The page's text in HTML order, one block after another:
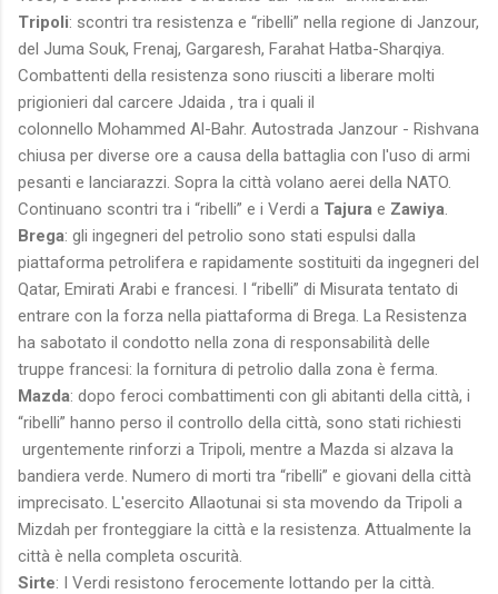
Tripoli: scontri tra resistenza e “ribelli” nella regione di Janzour,
del Juma Souk, Frenaj, Gargaresh, Farahat Hatba-Sharqiya.
Combattenti della resistenza sono riusciti a liberare molti
prigionieri dal carcere Jdaida , tra i quali il
colonnello Mohammed Al-Bahr. Autostrada Janzour - Rishvana
chiusa per diverse ore a causa della battaglia con l'uso di armi
pesanti e lanciarazzi. Sopra la città volano aerei della NATO.
Continuano scontri tra i “ribelli” e i Verdi a Tajura e Zawiya
Brega: gli ingegneri del petrolio sono stati espulsi dalla
piattaforma petrolifera e rapidamente sostituiti da ingegneri del
Qatar, Emirati Arabi e francesi. I “ribelli” di Misurata tentato di
entrare con la forza nella piattaforma di Brega. La Resistenza
ha sabotato il condotto nella zona di responsabilità delle
truppe francesi: la fornitura di petrolio dalla zona è ferma.
Mazda: dopo feroci combattimenti con gli abitanti della città, i
“ribelli” hanno perso il controllo della città, sono stati richiesti
urgentemente rinforzi a Tripoli, mentre a Mazda si alzava la
bandiera verde. Numero di morti tra “ribelli” e giovani della città
imprecisato. L'esercito Allaotunai si sta movendo da Tripoli a
Mizdah per fronteggiare la città e la resistenza. Attualmente la
città è nella completa oscurità.
Sirte: I Verdi resistono ferocemente lottando per la città.